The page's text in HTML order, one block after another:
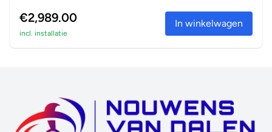
€2,989.00
incl. installatie
In winkelwagen